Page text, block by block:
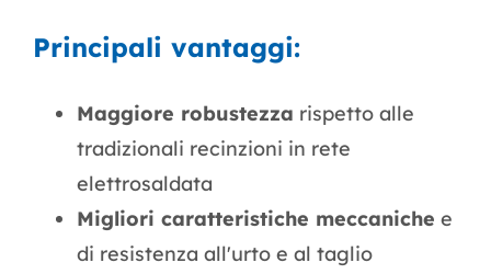
Principali vantaggi:
Maggiore robustezza rispetto alle
tradizionali recinzioni in rete
elettrosaldata
Migliori caratteristiche meccaniche e
di resistenza all'urto e al taglio